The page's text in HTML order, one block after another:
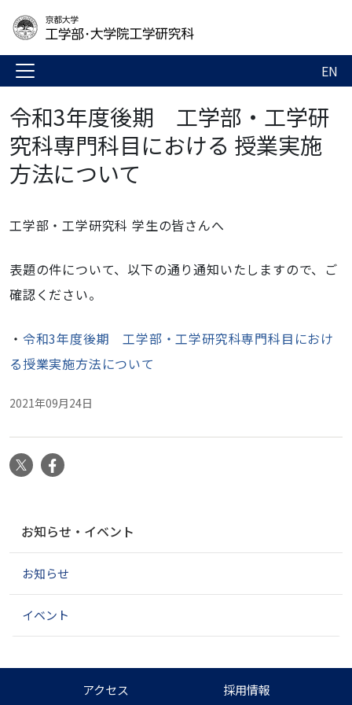
EN
令和3年度後期 工学部・工学研
究科専門科目における 授業実施
方法について
工学部・工学研究科 学生の皆さんへ
表題の件について、以下の通り通知いたしますので、ご
確認ください。
・ 令和3年度後期 工学部・工学研究科専門科目におけ
る授業実施方法について
2021年09月24日
X
ゲ
シ
ン
お知らせ・イベント
お知らせ
イベント
アクセス 採用情報